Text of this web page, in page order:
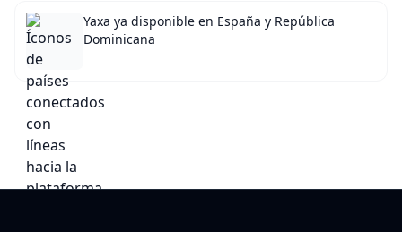
Yaxa ya disponible en España y República
Dominicana